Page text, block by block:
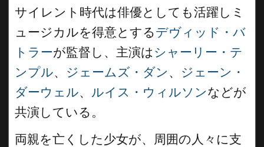
サイレント時代は俳優としても活躍しミ
ュージカルを得意とするデヴィッド・バ
トラーが監督し、主演は シャーリー・テ
ンプル、 ジェームズ・ダン 、 ジェーン・
ダーウェル、 ルイス・ウィルソンなどが
共演している。
両親を亡くした少女が、周囲の人々に支